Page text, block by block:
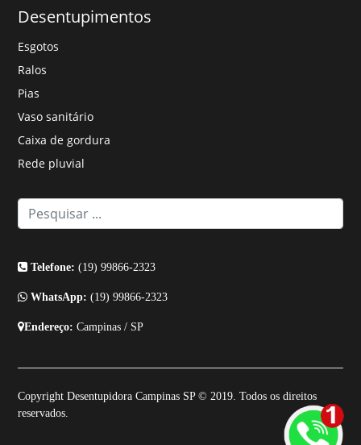
Desentupimentos
Esgotos
Ralos
Pias
Vaso sanitário
Caixa de gordura
Rede pluvial
Telefone: (19) 99866-2323
WhatsApp: (19) 99866-2323
Endereço: Campinas / SP
Copyright Desentupidora Campinas SP © 2019. Todos os direitos
reservados.